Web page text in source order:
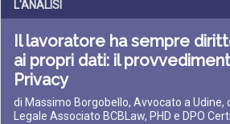
L'ANALISI
Il lavoratore ha sempre
ai propri dati: il
Privacy
di Massimo Borgobello, Avvocato a
Legale Associato BCBLaw, PHD e DPO